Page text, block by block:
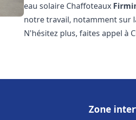
eau solaire Chaffoteaux
notre travail, notamment sur
N'hésitez plus, faites appel à
Zone